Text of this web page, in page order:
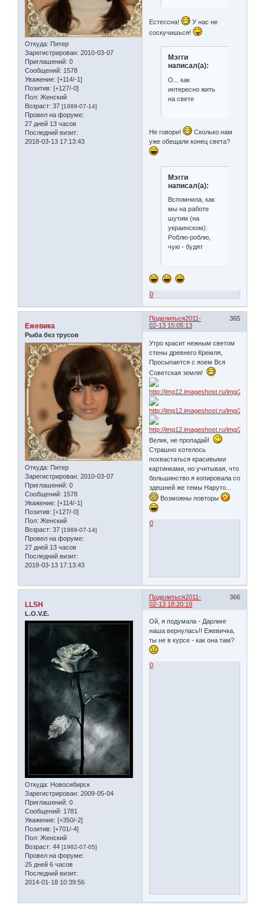
Откуда: Питер
Зарегистрирован: 2010-03-07
Приглашений: 0
Сообщений: 1578
Уважение: [+114/-1]
Позитив: [+127/-0]
Пол: Женский
Возраст: 37 [1989-07-14]
Провел на форуме:
27 дней 13 часов
Последний визит:
2018-03-13 17:13:43
Естессна!
У нас не
соскучишься!
Мэгги
написал(а):
О... как
интересно жить
на свете
Не говори!
Сколько нам
уже обещали конец света?
Мэгги
написал(а):
Вспомнила, как
мы на работе
шутим (на
украинском):
Роблю-роблю,
чую - будят
0
Поделиться 365
2011-
02-13 15:05:13
Ежевика
Рыба без трусов
Откуда: Питер
Зарегистрирован: 2010-03-07
Приглашений: 0
Сообщений: 1578
Уважение: [+114/-1]
Позитив: [+127/-0]
Пол: Женский
Возраст: 37 [1989-07-14]
Провел на форуме:
27 дней 13 часов
Последний визит:
2018-03-13 17:13:43
Утро красит нежным светом
стены древнего Кремля,
Просыпается с яоем Вся
Советская земля!
Велик, не пропадай!
Страшно хотелось
похвастаться красивыми
картинками, но учитывая, что
большинство я копировала со
здешней же темы Наруто...
Возможны повторы
0
Поделиться 366
2011-
02-13 18:20:19
LLSH
L.O.V.E.
Откуда: Новосибирск
Зарегистрирован: 2009-05-04
Приглашений: 0
Сообщений: 1781
Уважение: [+350/-2]
Позитив: [+701/-4]
Пол: Женский
Возраст: 44 [1982-07-05]
Провел на форуме:
25 дней 6 часов
Последний визит:
2014-01-18 10:39:56
Ой, я подумала - Дарлинг
наша вернулась!! Ежевичка,
ты не в курсе - как она там?
0